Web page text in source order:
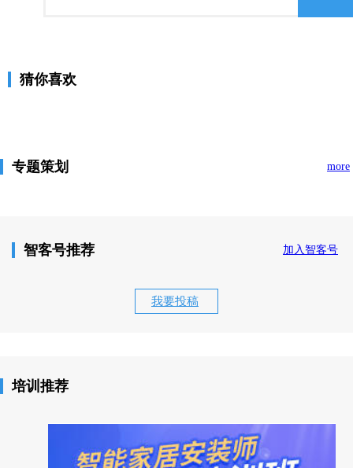
猜你喜欢
专题策划 more
智客号推荐 加入智客号
我要投稿
培训推荐